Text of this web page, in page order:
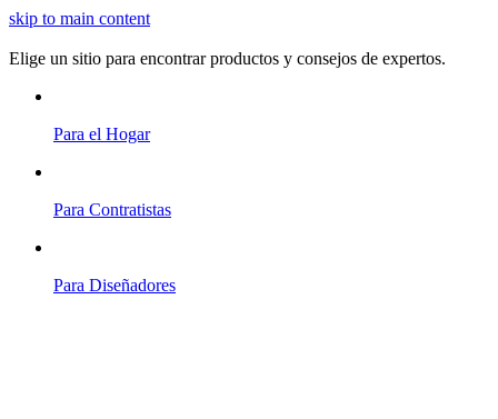
skip to main content
Elige un sitio para encontrar productos y consejos de expertos.
Para el Hogar
Para Contratistas
Para Diseñadores